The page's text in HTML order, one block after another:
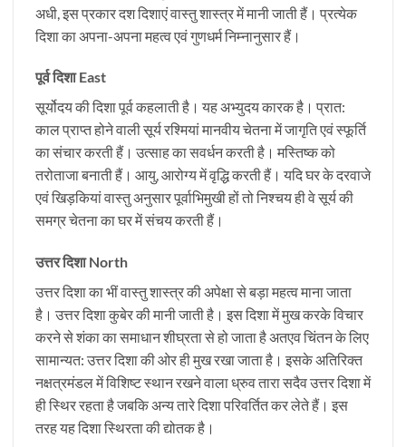
अधी, इस प्रकार दश दिशाएं वास्तु शास्त्र में मानी जाती हैं। प्रत्येक
दिशा का अपना-अपना महत्व एवं गुणधर्म निम्नानुसार हैं।
पूर्व दिशा East
सूर्योदय की दिशा पूर्व कहलाती है। यह अभ्युदय कारक है। प्रात:
काल प्राप्त होने वाली सूर्य रश्मियां मानवीय चेतना में जागृति एवं स्फूर्ति
का संचार करती हैं। उत्साह का सवर्धन करती है। मस्तिष्क को
तरोताजा बनाती हैं। आयु, आरोग्य में वृद्धि करती हैं। यदि घर के दरवाजे
एवं खिड़कियां वास्तु अनुसार पूर्वाभिमुखी हों तो निश्चय ही वे सूर्य की
समग्र चेतना का घर में संचय करती हैं।
उत्तर दिशा North
उत्तर दिशा का भीं वास्तु शास्त्र की अपेक्षा से बड़ा महत्व माना जाता
है। उत्तर दिशा कुबेर की मानी जाती है। इस दिशा में मुख करके विचार
करने से शंका का समाधान शीघ्रता से हो जाता है अतएव चिंतन के लिए
सामान्यत: उत्तर दिशा की ओर ही मुख रखा जाता है। इसके अतिरिक्त
नक्षत्रमंडल में विशिष्ट स्थान रखने वाला ध्रुव तारा सदैव उत्तर दिशा में
ही स्थिर रहता है जबकि अन्य तारे दिशा परिवर्तित कर लेते हैं। इस
तरह यह दिशा स्थिरता की द्योतक है।